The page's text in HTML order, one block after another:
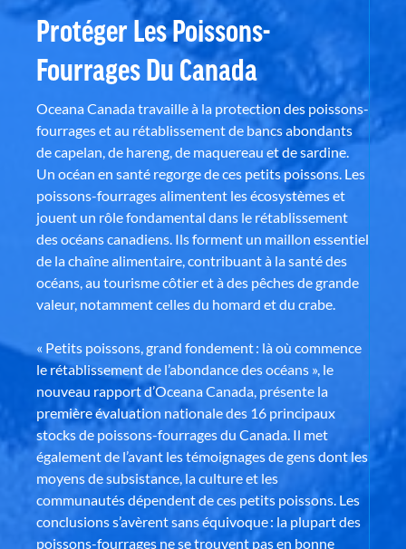
Protéger Les Poissons-
Fourrages Du Canada
Oceana Canada travaille à la protection des poissons-
fourrages et au rétablissement de bancs abondants
de capelan, de hareng, de maquereau et de sardine.
Un océan en santé regorge de ces petits poissons. Les
poissons-fourrages alimentent les écosystèmes et
jouent un rôle fondamental dans le rétablissement
des océans canadiens. Ils forment un maillon essentiel
de la chaîne alimentaire, contribuant à la santé des
océans, au tourisme côtier et à des pêches de grande
valeur, notamment celles du homard et du crabe.
« Petits poissons, grand fondement : là où commence
le rétablissement de l’abondance des océans », le
nouveau rapport d’Oceana Canada, présente la
première évaluation nationale des 16 principaux
stocks de poissons-fourrages du Canada. Il met
également de l’avant les témoignages de gens dont les
moyens de subsistance, la culture et les
communautés dépendent de ces petits poissons. Les
conclusions s’avèrent sans équivoque : la plupart des
poissons-fourrages ne se trouvent pas en bonne